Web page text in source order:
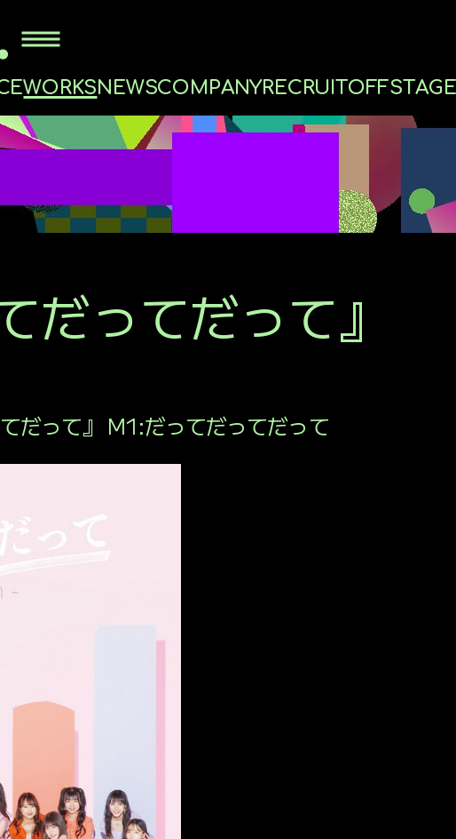
EWORKSNEWSCOMPANYRECRUITOFFSTAGE
MESSAGE
ONEDAY
ENTRY FORM
だってだって』
だって』 M1:だってだってだって